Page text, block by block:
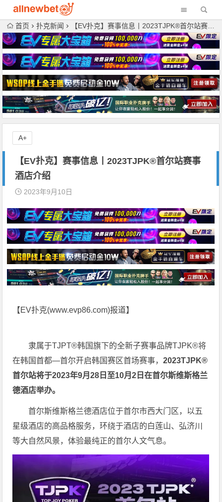
首页 扑克新闻 【EV扑克】赛事信息丨2023TJPK®首尔站赛事酒店介绍
【EV扑克】赛事信息丨2023TJPK®首尔站赛事
酒店介绍
2023年9月10日
【EV扑克(www.evp86.com)报道】
隶属于TJPT®韩国旗下的全新子赛事品牌TJPK®将
在韩国首都—首尔开启韩国赛区首场赛事，2023TJPK®
首尔站将于2023年9月28日至10月2日在首尔斯维斯格兰
德酒店举办。
首尔斯维斯格兰德酒店位于首尔市西大门区，以五
星级酒店的高品格服务，环绕于酒店的白莲山、弘济川
等大自然风景，体验最纯正的首尔人文气息。
A+